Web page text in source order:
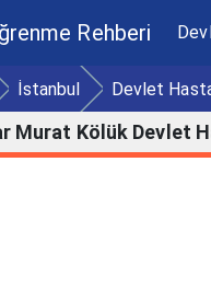
Rehberi
İstanbul Devlet
Murat Kölük Devlet